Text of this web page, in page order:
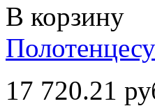
В корзину
17 720.21